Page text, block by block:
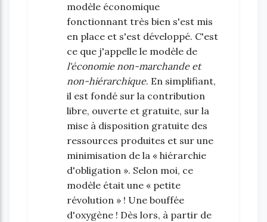
modèle économique
fonctionnant très bien s'est mis
en place et s'est développé. C'est
ce que j'appelle le modèle de
l'économie non-marchande et
non-hiérarchique. En simplifiant,
il est fondé sur la contribution
libre, ouverte et gratuite, sur la
mise à disposition gratuite des
ressources produites et sur une
minimisation de la « hiérarchie
d'obligation ». Selon moi, ce
modèle était une « petite
révolution » ! Une bouffée
d'oxygène ! Dès lors, à partir de